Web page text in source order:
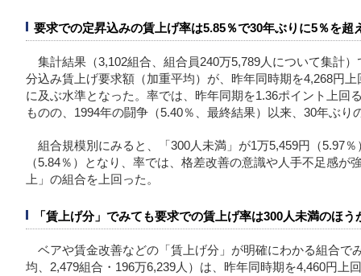
要求での定昇込みの賃上げ率は5.85％で30年ぶりに5％を超
集計結果（3,102組合、組合員240万5,789人について集計
分込み賃上げ要求額（加重平均）が、昨年同時期を4,268円
に及ぶ水準となった。率では、昨年同期を1.36ポイント上回
ものの、1994年の闘争（5.40％、最終結果）以来、30年ぶり
組合規模別にみると、「300人未満」が1万5,459円（5.97
（5.84％）となり、率では、格差改善の意識や人手不足感が
上」の組合を上回った。
「賃上げ分」でみても要求での賃上げ率は300人未満のほう
ベアや賃金改善などの「賃上げ分」が明確にわかる組合で
均、2,479組合・196万6,239人）は、昨年同時期を4,460円上